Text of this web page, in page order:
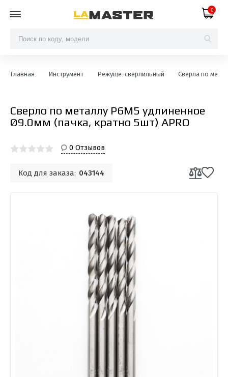
0
Главная Инструмент Режуще-сверлильный Сверла по
Сверло по металлу Р6М5 удлиненное
Ø9.0мм (пачка, кратно 5шт) APRO
0 Отзывов
Код для заказа: 043144